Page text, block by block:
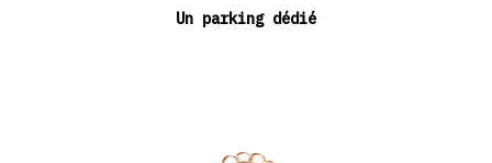
Un parking dédié